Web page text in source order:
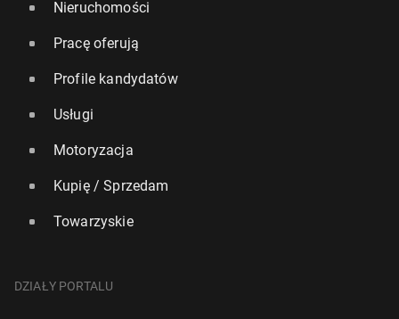
Nieruchomości
Pracę oferują
Profile kandydatów
Usługi
Motoryzacja
Kupię / Sprzedam
Towarzyskie
DZIAŁY PORTALU